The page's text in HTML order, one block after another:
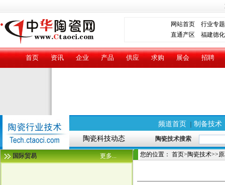
网站首页
行业专题
直通产区 福建德化
首页 资讯 企业 产品 供应 求购 展会 招聘
频道首页 制备技术
陶瓷科技动态 陶瓷技术搜索
国际贸易 更多... 您的位置： 首页>陶瓷技术>>